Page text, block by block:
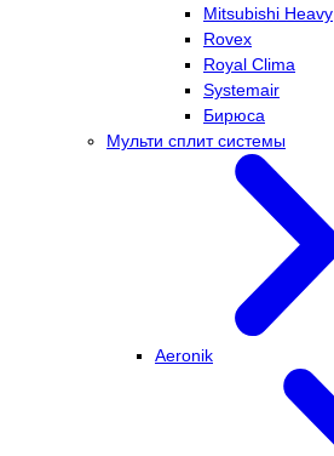
Mitsubishi Heavy
Rovex
Royal Clima
Systemair
Бирюса
Мульти сплит системы
Aeronik